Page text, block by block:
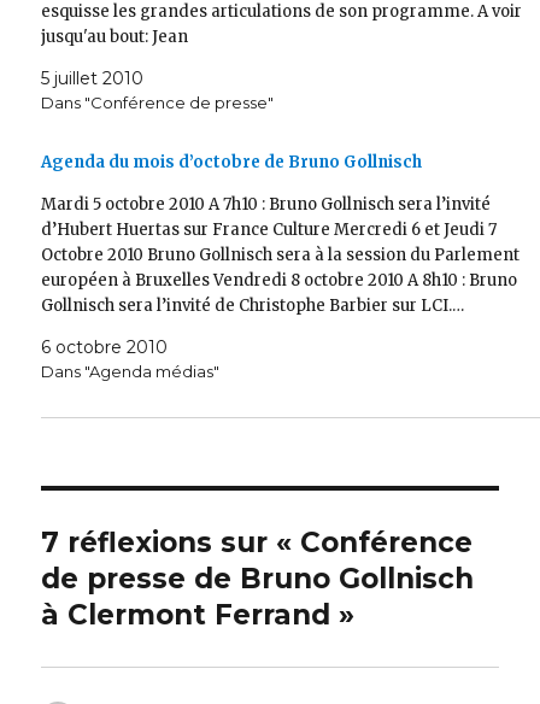
esquisse les grandes articulations de son programme. A voir
jusqu'au bout: Jean
5 juillet 2010
Dans "Conférence de presse"
Agenda du mois d’octobre de Bruno Gollnisch
Mardi 5 octobre 2010 A 7h10 : Bruno Gollnisch sera l’invité
d’Hubert Huertas sur France Culture Mercredi 6 et Jeudi 7
Octobre 2010 Bruno Gollnisch sera à la session du Parlement
européen à Bruxelles Vendredi 8 octobre 2010 A 8h10 : Bruno
Gollnisch sera l’invité de Christophe Barbier sur LCI.…
6 octobre 2010
Dans "Agenda médias"
7 réflexions sur « Conférence
de presse de Bruno Gollnisch
à Clermont Ferrand »